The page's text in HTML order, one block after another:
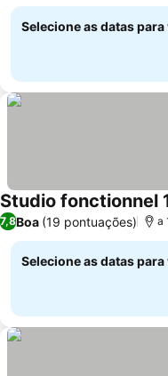
Selecione as datas
Studio fonctionnel
7,8Boa (19 pontuações) a
Selecione as datas